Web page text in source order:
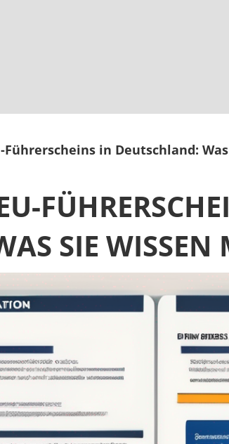
in Deutschland:
SIE WISSEN